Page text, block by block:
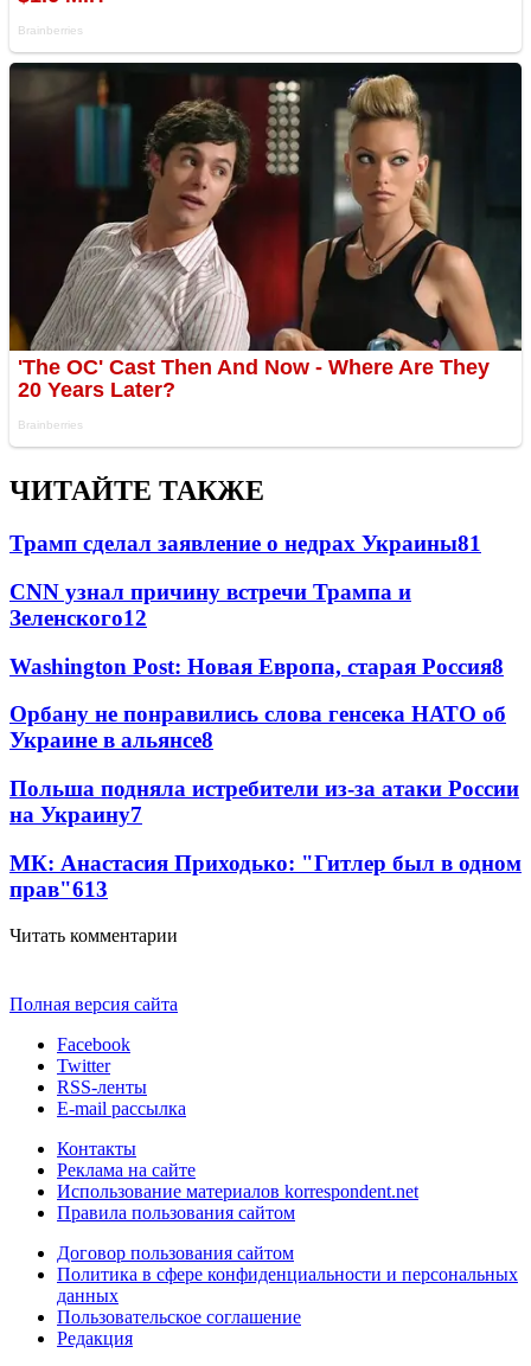
ЧИТАЙТЕ ТАКЖЕ
Трамп сделал заявление о недрах Украины81
CNN узнал причину встречи Трампа и
Зеленского12
Washington Post: Новая Европа, старая Россия8
Орбану не понравились слова генсека НАТО об
Украине в альянсе8
Польша подняла истребители из-за атаки России
на Украину7
МК: Анастасия Приходько: "Гитлер был в одном
прав"613
Читать комментарии
Полная версия сайта
Facebook
Twitter
RSS-ленты
E-mail рассылка
Контакты
Реклама на сайте
Использование материалов korrespondent.net
Правила пользования сайтом
Договор пользования сайтом
Политика в сфере конфиденциальности и персональных
данных
Пользовательское соглашение
Редакция